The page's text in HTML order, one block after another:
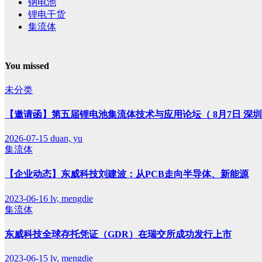
钠电池
锂电干货
集流体
You missed
未分类
【邀请函】第五届锂电池集流体技术与应用论坛（ 8月7日 深
2026-07-15 duan, yu
集流体
【企业动态】东威科技刘建波：从PCB走向半导体、新能源
2023-06-16 lv, mengdie
集流体
东威科技全球存托凭证（GDR）在瑞交所成功发行上市
2023-06-15 lv, mengdie